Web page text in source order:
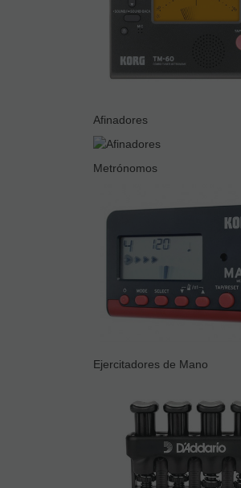
Afinadores
Metrónomos
Ejercitadores de Mano